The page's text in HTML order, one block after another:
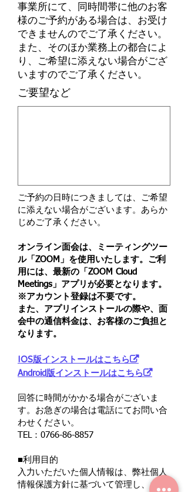
事業所にて、同時間帯に他のお客
様のご予約がある場合は、お受け
できませんのでご了承ください。
​また、そのほか業務上の都合によ
り、ご希望に添えない場合がござ
いますのでご了承ください。
ご要望など
ご予約の日時につきましては、ご希望
に添えない場合がございます。あらか
じめご了承ください。
オンライン面会は、ミーティングツー
ル「ZOOM」を使用いたします。ご利
用には、最新の「ZOOM Cloud
Meetings」アプリが必要となります。
※アカウント登録は不要です。
また、 ​アプリインストールの際や、面
会中の通信料金は、お客様のご負担と
なります。
IOS版インストールはこちらｑ
​Android版インストールはこちら​ｑ
回答に時間がかかる場合がございま
す。お急ぎの場合は電話にてお問い合
わせください。
​TEL：0766-86-8857
■利用目的
入力いただいた個人情報は、弊社個人
情報保護方針に基づいて管理し、お問